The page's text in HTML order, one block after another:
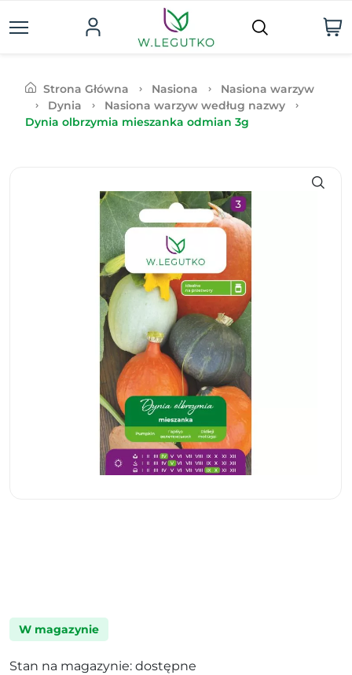
Strona Główna Nasiona
Nasiona warzyw
Dynia
Nasiona warzyw według nazwy
Dynia olbrzymia mieszanka odmian 3g
W magazynie
Stan na magazynie: dostępne